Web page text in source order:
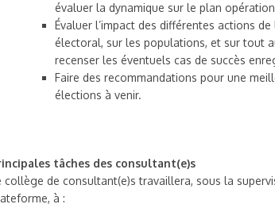
évaluer la dynamique sur le plan
Évaluer l’impact des différentes actions
électoral, sur les populations, et sur tout
recenser les éventuels cas de succès
Faire des recommandations pour une
élections à venir.
tâches des consultant(e)s
collège de consultant(e)s travaillera, sous la
à :